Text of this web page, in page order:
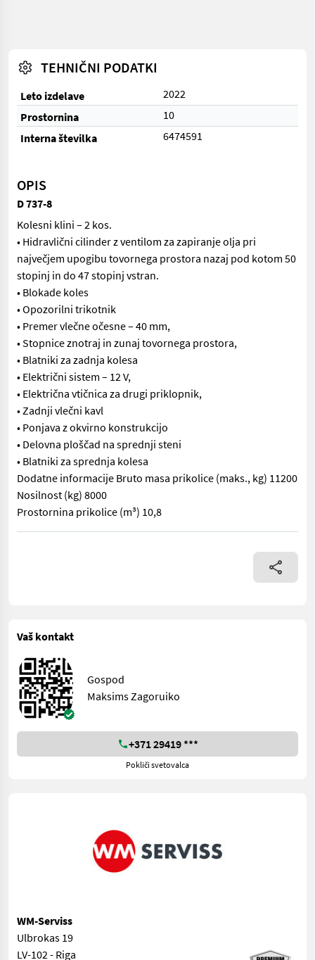
TEHNIČNI PODATKI
Leto izdelave
2022
Prostornina
10
Interna številka
6474591
OPIS
D 737-8
Kolesni klini – 2 kos.
• Hidravlični cilinder z ventilom za zapiranje olja pri
največjem upogibu tovornega prostora nazaj pod kotom 50
stopinj in do 47 stopinj vstran.
• Blokade koles
• Opozorilni trikotnik
• Premer vlečne očesne – 40 mm,
• Stopnice znotraj in zunaj tovornega prostora,
• Blatniki za zadnja kolesa
• Električni sistem – 12 V,
• Električna vtičnica za drugi priklopnik,
• Zadnji vlečni kavl
• Ponjava z okvirno konstrukcijo
• Delovna ploščad na sprednji steni
• Blatniki za sprednja kolesa
Dodatne informacije Bruto masa prikolice (maks., kg) 11200
Nosilnost (kg) 8000
Prostornina prikolice (m³) 10,8
Kolesni klini – 2 kos. • Hidravlični cilinder z ventilom za
Vaš kontakt
Gospod
Maksims Zagoruiko
+371 29419 ***
Pokliči svetovalca
WM-Serviss
Ulbrokas 19
LV-102 - Riga